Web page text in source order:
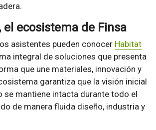
el ecosistema de Finsa
asistentes pueden conocer Habitat
integral de soluciones que presenta
que une materiales, innovación y
garantiza que la visión inicial
se mantiene intacta durante todo el
de manera fluida diseño, industria y